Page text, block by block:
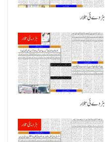
ہڑدے ئی تلار
ہڑدیئی تلار
ہڑدے ئی تلار
ہڑدیئی تلار